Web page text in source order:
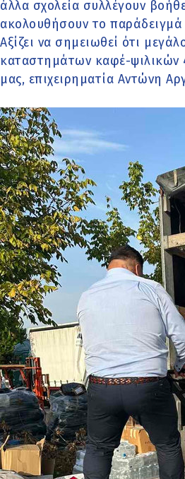
άλλα σχολεία συλλέγουν
ακολουθήσουν το
Αξίζει να σημειωθεί ότι
καταστημάτων καφέ-
μας, επιχειρηματία Αντώνη